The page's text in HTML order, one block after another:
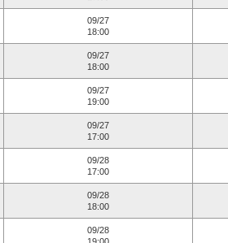
09/27
18:00
09/27
18:00
09/27
19:00
09/27
17:00
09/28
17:00
09/28
18:00
09/28